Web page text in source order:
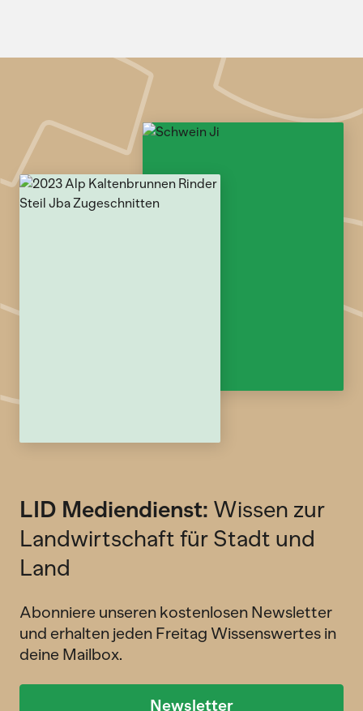
LID Mediendienst: Wissen zur
Landwirtschaft für Stadt und
Land
Abonniere unseren kostenlosen Newsletter
und erhalten jeden Freitag Wissenswertes in
deine Mailbox.
Newsletter